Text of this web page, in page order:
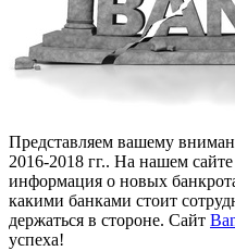
Представляем вашему
2016-2018 гг.. На нашем
информация о новых
какими банками стоит
держаться в стороне. Сайт
успеха!